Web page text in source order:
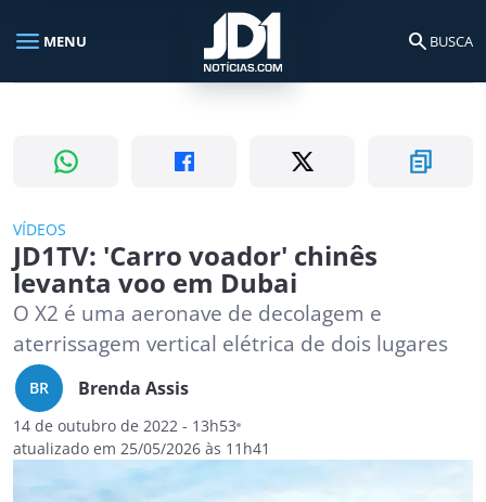
Busca no portal
menu MENU search BUSCA
VÍDEOS
JD1TV: 'Carro voador' chinês
levanta voo em Dubai
O X2 é uma aeronave de decolagem e
aterrissagem vertical elétrica de dois lugares
BR Brenda Assis
14 de outubro de 2022 - 13h53
atualizado em 25/05/2026 às 11h41